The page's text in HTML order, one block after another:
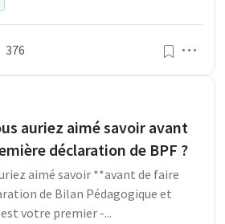
376
auriez aimé savoir avant
déclaration de BPF ?
aimé savoir **avant de faire
de Bilan Pédagogique et
votre premier -...